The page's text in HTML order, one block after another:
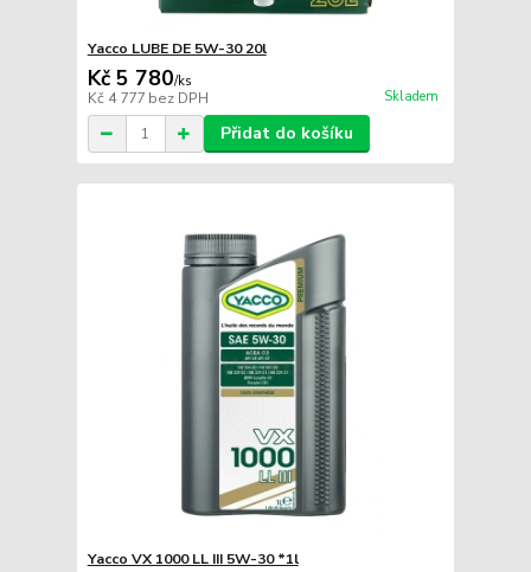
Yacco LUBE DE 5W-30 20l
Kč 5 780/ks
Kč 4 777 bez DPH Skladem
Přidat do košíku
Yacco VX 1000 LL III 5W-30 *1l